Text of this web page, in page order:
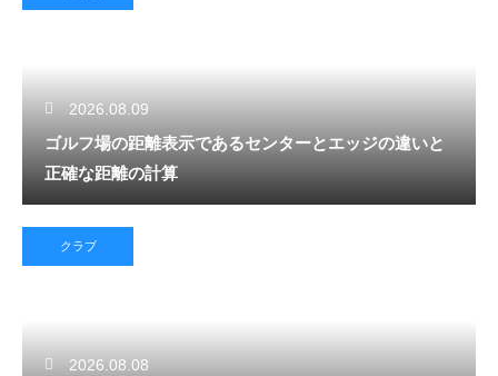
2026.08.09
ゴルフ場の距離表示であるセンターとエッジの違いと
正確な距離の計算
クラブ
2026.08.08